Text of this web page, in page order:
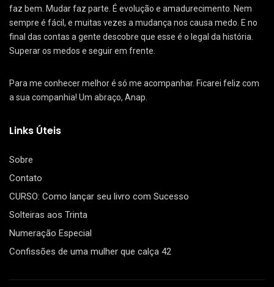
faz bem. Mudar faz parte. É evolução e amadurecimento. Nem
sempre é fácil, e muitas vezes a mudança nos causa medo. E no
final das contas a gente descobre que esse é o legal da história.
Superar os medos e seguir em frente.
Para me conhecer melhor é só me acompanhar. Ficarei feliz com
a sua companhia! Um abraço, Anap.
Links Úteis
Sobre
Contato
CURSO: Como lançar seu livro com Sucesso
Solteiras aos Trinta
Numeração Especial
Confissões de uma mulher que calça 42